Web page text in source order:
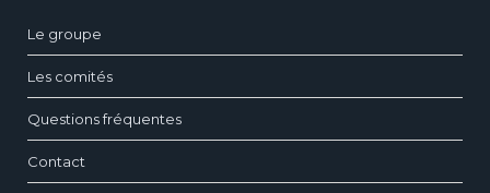
Le groupe
Les comités
Questions fréquentes
Contact